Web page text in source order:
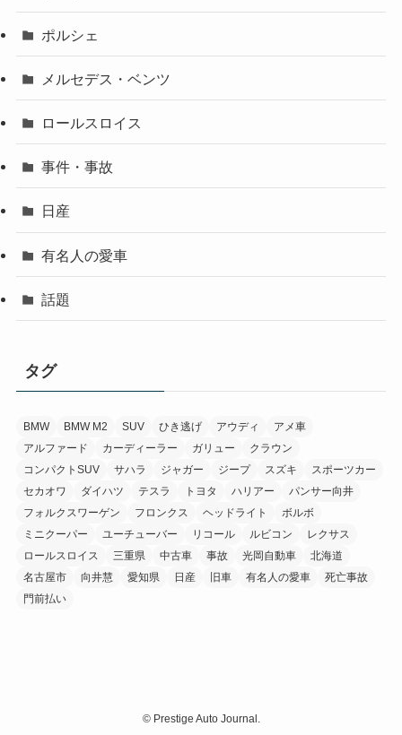
ポルシェ
メルセデス・ベンツ
ロールスロイス
事件・事故
日産
有名人の愛車
話題
タグ
BMW BMW M2 SUV ひき逃げ アウディ
アメ車
アルファード
カーディーラー ガリュー
クラウン
コンパクトSUV
サハラ ジャガー ジープ スズキ
スポーツカー
セカオワ
ダイハツ テスラ トヨタ ハリアー
パンサー向井
フォルクスワーゲン
フロンクス ヘッドライト
ボルボ
ミニクーパー
ユーチューバー リコール ルビコン
レクサス
ロールスロイス
三重県 中古車 事故 光岡自動車
北海道
名古屋市
向井慧 愛知県 日産 旧車 有名人の愛車
死亡事故
門前払い
©Prestige Auto Journal.